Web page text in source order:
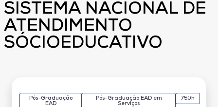
SISTEMA NACIONAL DE
ATENDIMENTO
SÓCIOEDUCATIVO
Pós-Graduação
EAD
Pós-Graduação EAD em
Serviços
750h